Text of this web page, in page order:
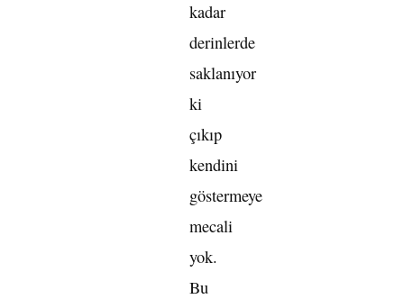
kadar
derinlerde
saklanıyor
ki
çıkıp
kendini
göstermeye
mecali
yok.
Bu